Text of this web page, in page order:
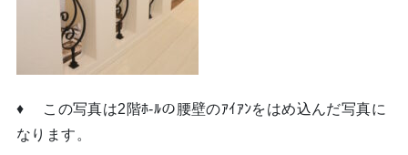
♦ この写真は2階ﾎ-ﾙの腰壁のｱｲｱﾝをはめ込んだ写真に
なります。